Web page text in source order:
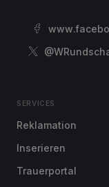
SERVICES
Reklamation
Inserieren
Trauerportal